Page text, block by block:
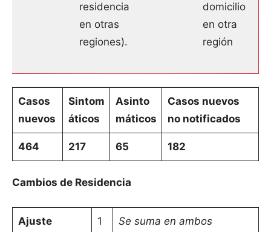
residencia
en otras
regiones).
domicilio
en otra
región
Casos
nuevos
Sintom
áticos
Asinto
máticos
Casos nuevos
no notificados
464 217 65 182
Cambios de Residencia
Ajuste
1
Se suma en ambos